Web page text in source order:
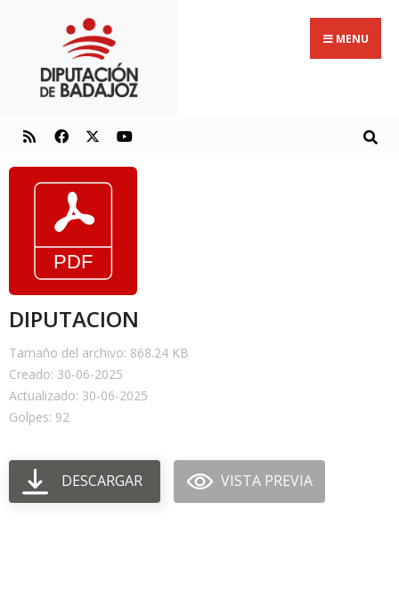
MENU
DIPUTACION
Tamaño del archivo: 868.24 KB
Creado: 30-06-2025
Actualizado: 30-06-2025
Golpes: 92
DESCARGAR VISTA PREVIA